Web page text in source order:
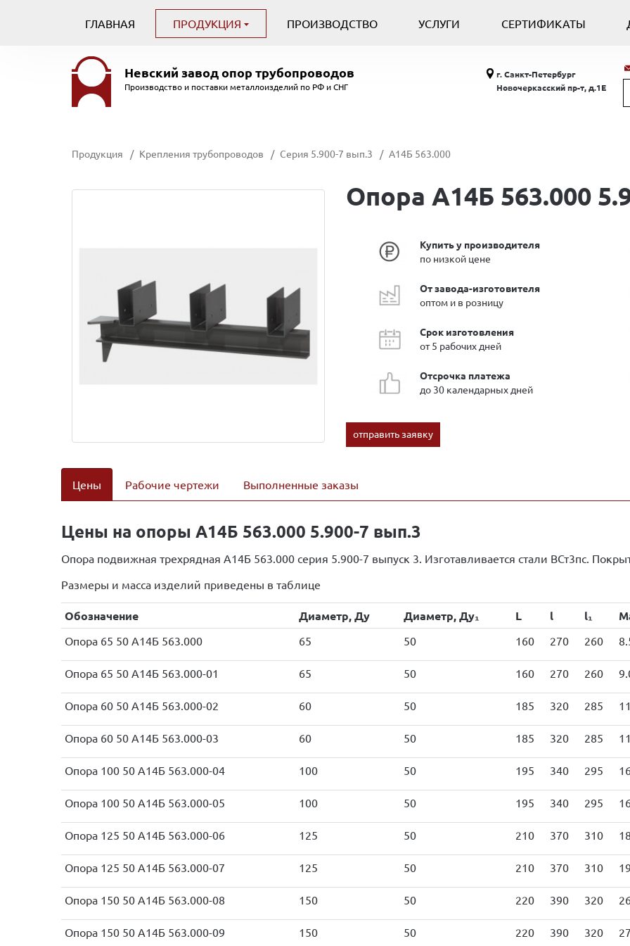
ГЛАВНАЯ ПРОДУКЦИЯ ПРОИЗВОДСТВО УСЛУГИ СЕРТИФИКАТЫ
Невский заводопор трубопроводов
Производство и поставки металлоизделий по РФ и СНГ
г. Санкт-Петербург
Новочеркасский пр-т, д.1Е
Продукция Крепления трубопроводов Серия 5.900-7 вып.3 А14Б 563.000
Опора А14Б 563.000
Купить у производителя
по низкой цене
От завода-изготовителя
оптом и в розницу
Срок изготовления
от 5 рабочих дней
Отсрочка платежа
до 30 календарных дней
отправить заявку
Цены Рабочие чертежи Выполненные заказы
Цены на опоры А14Б 563.000 5.900-7 вып.3
Опора подвижная трехрядная А14Б 563.000 серия 5.900-7 выпуск 3. Изготавливается стали ВСт3пс.
Размеры и масса изделий приведены в таблице
Обозначение Диаметр, Ду Диаметр, Ду₁ L l l₁
Опора 65 50 А14Б 563.000 65 50 160 270 260
Опора 65 50 А14Б 563.000-01 65 50 160 270 260
Опора 60 50 А14Б 563.000-02 60 50 185 320 285
Опора 60 50 А14Б 563.000-03 60 50 185 320 285
Опора 100 50 А14Б 563.000-04 100 50 195 340 295
Опора 100 50 А14Б 563.000-05 100 50 195 340 295
Опора 125 50 А14Б 563.000-06 125 50 210 370 310
Опора 125 50 А14Б 563.000-07 125 50 210 370 310
Опора 150 50 А14Б 563.000-08 150 50 220 390 320
Опора 150 50 А14Б 563.000-09 150 50 220 390 320